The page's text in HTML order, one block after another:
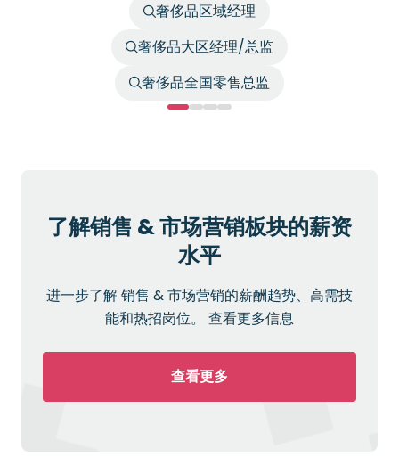
奢侈品区域经理
奢侈品大区经理/总监
奢侈品全国零售总监
了解销售 & 市场营销板块的薪资
水平
进一步了解 销售 & 市场营销的薪酬趋势、高需技
能和热招岗位。 查看更多信息
查看更多